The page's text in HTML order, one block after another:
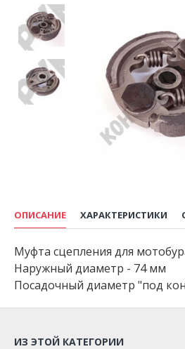
ОПИСАНИЕ ХАРАКТЕРИСТИКИ
Муфта сцепления для
Наружный диаметр - 74 мм
Посадочный диаметр "под
ИЗ ЭТОЙ КАТЕГОРИИ